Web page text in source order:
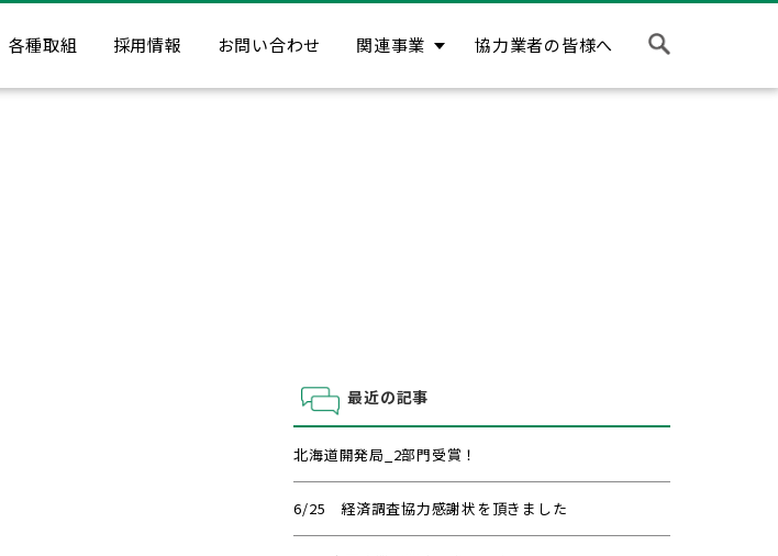
各種取組 採用情報 お問い合わせ 関連事業 協力業者の皆様へ
最近の記事
北海道開発局_2部門受賞！
6/25 経済調査協力感謝状を頂きました